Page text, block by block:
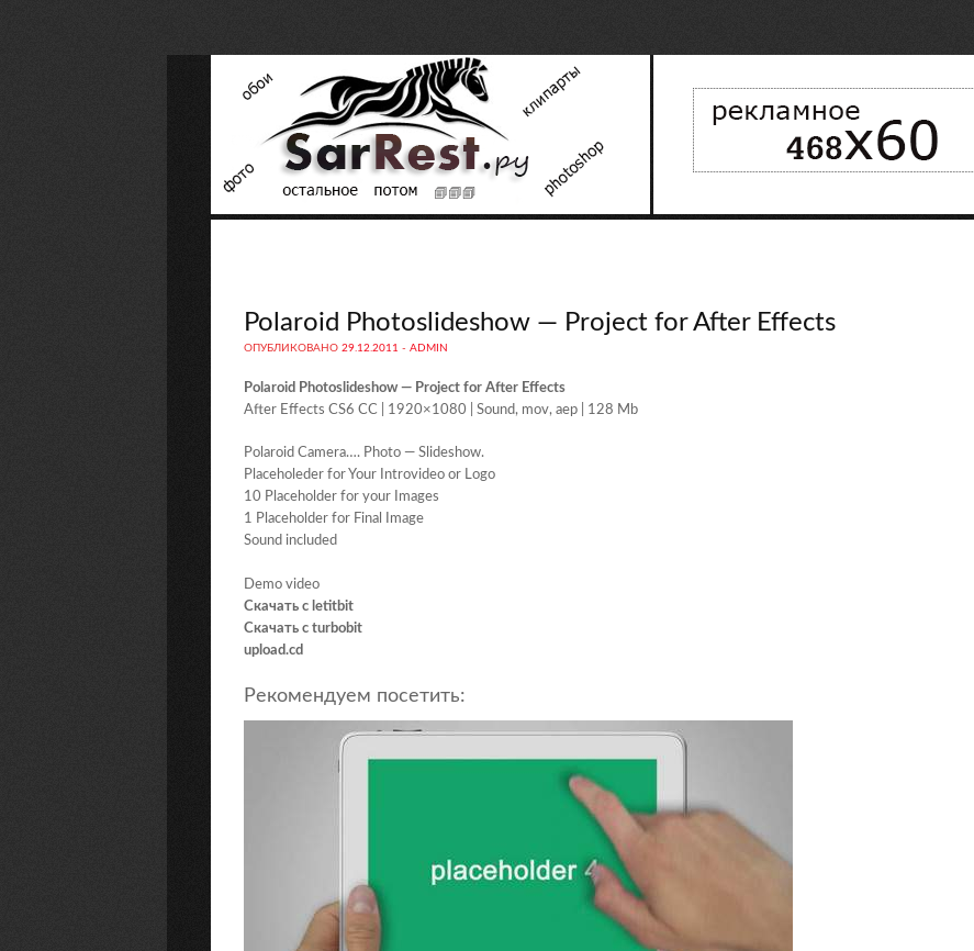
Polaroid Photoslideshow — Project for After Effects
ОПУБЛИКОВАНО 29.12.2011 - ADMIN
Polaroid Photoslideshow — Project for After Effects
After Effects CS6 CC | 1920×1080 | Sound, mov, aep | 128 Mb
Polaroid Camera…. Photo — Slideshow.
Placeholeder for Your Introvideo or Logo
10 Placeholder for your Images
1 Placeholder for Final Image
Sound included
Demo video
Скачать с letitbit
Скачать с turbobit
upload.cd
Рекомендуем посетить: